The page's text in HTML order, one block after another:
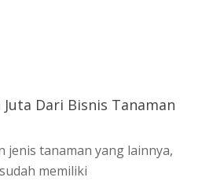
Juta Dari Bisnis Tanaman
jenis tanaman yang lainnya,
memiliki